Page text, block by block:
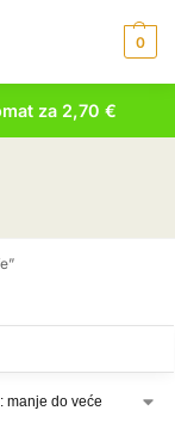
0
za 2,70 €